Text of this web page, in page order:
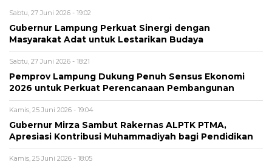
Sabtu, 27 Juni 2026 - 19:02
Gubernur Lampung Perkuat Sinergi dengan
Masyarakat Adat untuk Lestarikan Budaya
Sabtu, 27 Juni 2026 - 18:21
Pemprov Lampung Dukung Penuh Sensus Ekonomi
2026 untuk Perkuat Perencanaan Pembangunan
Kamis, 25 Juni 2026 - 19:04
Gubernur Mirza Sambut Rakernas ALPTK PTMA,
Apresiasi Kontribusi Muhammadiyah bagi Pendidikan
Kamis, 25 Juni 2026 - 18:05